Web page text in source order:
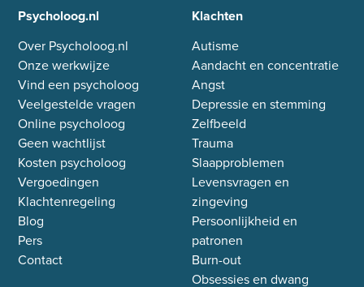
Psycholoog.nl
Over Psycholoog.nl
Onze werkwijze
Vind een psycholoog
Veelgestelde vragen
Online psycholoog
Geen wachtlijst
Kosten psycholoog
Vergoedingen
Klachtenregeling
Blog
Pers
Contact
Klachten
Autisme
Aandacht en concentratie
Angst
Depressie en stemming
Zelfbeeld
Trauma
Slaapproblemen
Levensvragen en
zingeving
Persoonlijkheid en
patronen
Burn-out
Obsessies en dwang